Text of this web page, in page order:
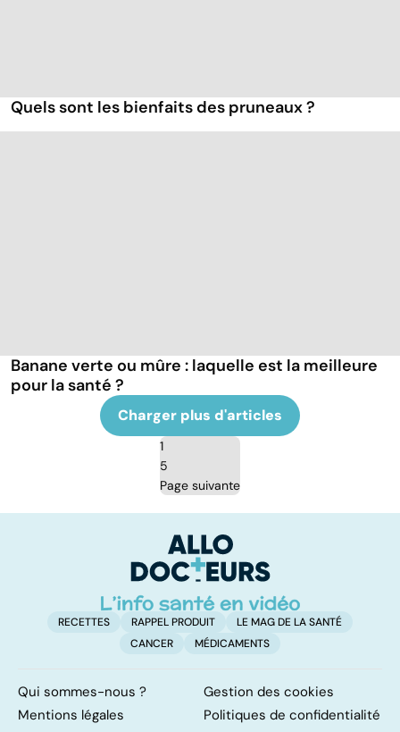
Quels sont les bienfaits des pruneaux ?
Banane verte ou mûre : laquelle est la meilleure
pour la santé ?
Charger plus d'articles
1
5
Page suivante
RECETTES RAPPEL PRODUIT
LE MAG DE LA SANTÉ
CANCER
MÉDICAMENTS
Qui sommes-nous ?
Gestion des cookies
Mentions légales
Politiques de confidentialité